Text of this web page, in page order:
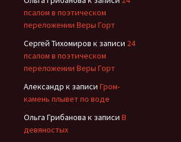
псалом в поэтическом
переложении Веры Горт
Сергей Тихомиров к записи 24
псалом в поэтическом
переложении Веры Горт
Александр к записи Гром-
камень плывет по воде
Ольга Грибанова к записи В
девяностых